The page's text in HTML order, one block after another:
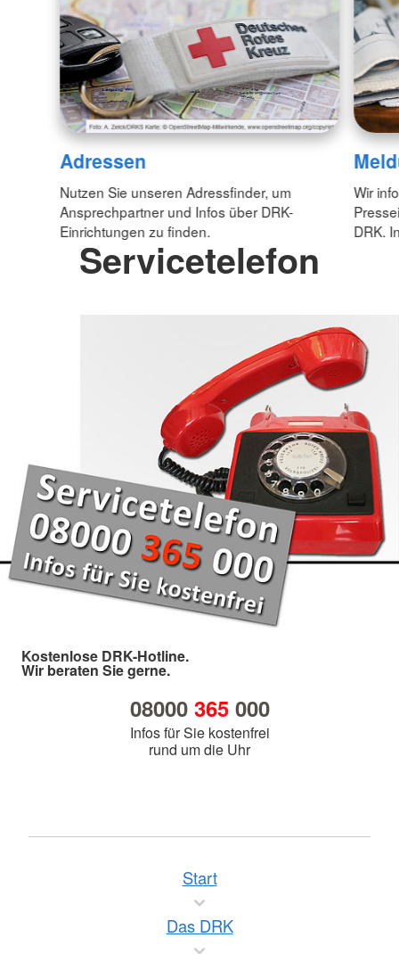
Adressen
Nutzen Sie unseren Adressfinder, um
Ansprechpartner und Infos über DRK-
Einrichtungen zu finden.
Wir
DRK.
Servicetelefon
Kostenlose DRK-Hotline.
Wir beraten Sie gerne.
08000 365000
Infos für Sie kostenfrei
rund um die Uhr
Start
Das DRK